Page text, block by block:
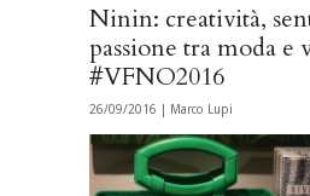
Ninin: creatività,
passione tra moda e
#VFNO2016
26/09/2016 | Marco Lupi